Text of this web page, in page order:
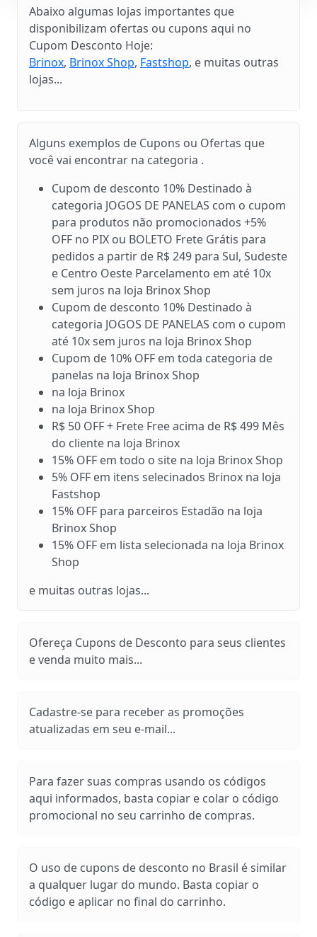
Abaixo algumas lojas importantes que
disponibilizam ofertas ou cupons aqui no
Cupom Desconto Hoje:
Brinox, Brinox Shop, Fastshop, e muitas outras
lojas...
Alguns exemplos de Cupons ou Ofertas que
você vai encontrar na categoria .
Cupom de desconto 10% Destinado à
categoria JOGOS DE PANELAS com o cupom
para produtos não promocionados +5%
OFF no PIX ou BOLETO Frete Grátis para
pedidos a partir de R$ 249 para Sul, Sudeste
e Centro Oeste Parcelamento em até 10x
sem juros na loja Brinox Shop
Cupom de desconto 10% Destinado à
categoria JOGOS DE PANELAS com o cupom
até 10x sem juros na loja Brinox Shop
Cupom de 10% OFF em toda categoria de
panelas na loja Brinox Shop
na loja Brinox
na loja Brinox Shop
R$ 50 OFF + Frete Free acima de R$ 499 Mês
do cliente na loja Brinox
15% OFF em todo o site na loja Brinox Shop
5% OFF em itens selecinados Brinox na loja
Fastshop
15% OFF para parceiros Estadão na loja
Brinox Shop
15% OFF em lista selecionada na loja Brinox
Shop
e muitas outras lojas...
Ofereça Cupons de Desconto para seus clientes
e venda muito mais...
Cadastre-se para receber as promoções
atualizadas em seu e-mail...
Para fazer suas compras usando os códigos
aqui informados, basta copiar e colar o código
promocional no seu carrinho de compras.
O uso de cupons de desconto no Brasil é similar
a qualquer lugar do mundo. Basta copiar o
código e aplicar no final do carrinho.